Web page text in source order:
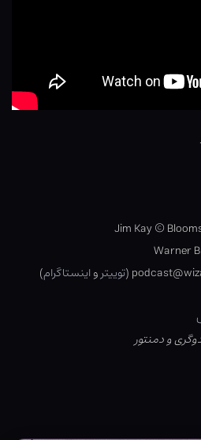
Jim Kay ©
Warner
توییترواینستاگرام)
و دمنتور